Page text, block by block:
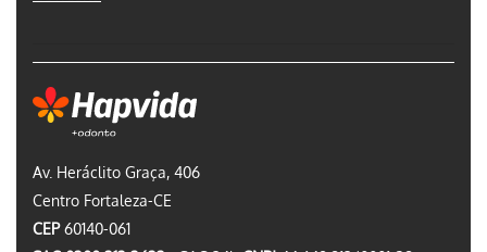
Av. Heráclito Graça, 406
Centro Fortaleza-CE
CEP60140-061